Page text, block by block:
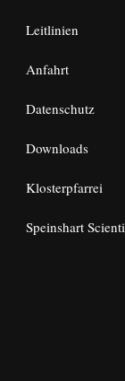
Leitlinien
Anfahrt
Datenschutz
Downloads
Klosterpfarrei
Speinshart